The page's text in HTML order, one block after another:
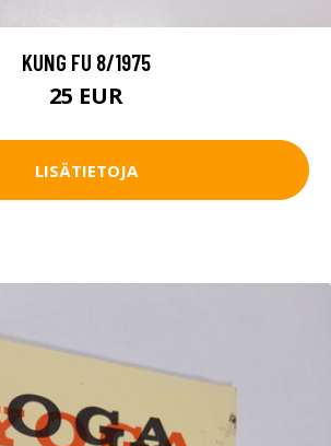
KUNG FU 8/1975
25 EUR
LISÄTIETOJA